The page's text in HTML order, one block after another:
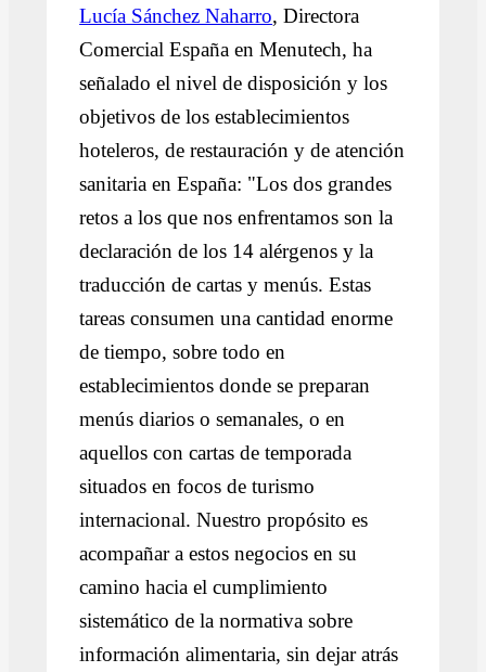
Lucía Sánchez Naharro, Directora
Comercial España en Menutech, ha
señalado el nivel de disposición y los
objetivos de los establecimientos
hoteleros, de restauración y de atención
sanitaria en España: "Los dos grandes
retos a los que nos enfrentamos son la
declaración de los 14 alérgenos y la
traducción de cartas y menús. Estas
tareas consumen una cantidad enorme
de tiempo, sobre todo en
establecimientos donde se preparan
menús diarios o semanales, o en
aquellos con cartas de temporada
situados en focos de turismo
internacional. Nuestro propósito es
acompañar a estos negocios en su
camino hacia el cumplimiento
sistemático de la normativa sobre
información alimentaria, sin dejar atrás